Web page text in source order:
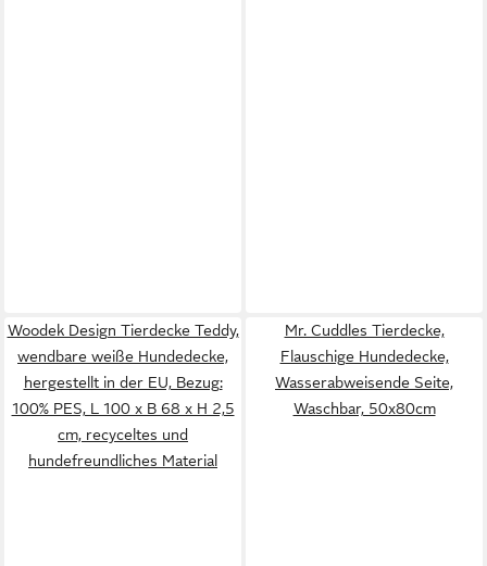
Woodek Design Tierdecke Teddy,
wendbare weiße Hundedecke,
hergestellt in der EU, Bezug:
100% PES, L 100 x B 68 x H 2,5
cm, recyceltes und
hundefreundliches Material
Mr. Cuddles Tierdecke,
Flauschige Hundedecke,
Wasserabweisende Seite,
Waschbar, 50x80cm